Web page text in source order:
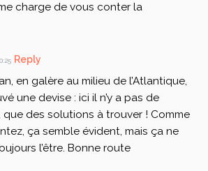
charge de vous conter la
Reply
en galère au milieu de l’Atlantique,
une devise : ici il n’y a pas de
que des solutions à trouver ! Comme
ça semble évident, mais ça ne
l’être. Bonne route